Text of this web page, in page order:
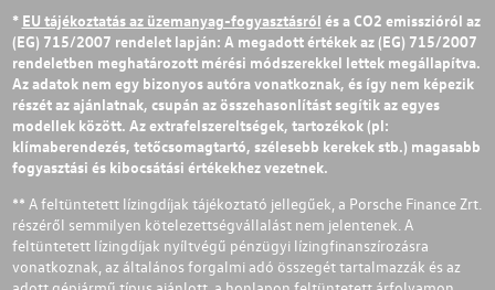
* EU tájékoztatás az üzemanyag-fogyasztásról és a CO2 emisszióról az
(EG) 715/2007 rendelet lapján: A megadott értékek az (EG) 715/2007
rendeletben meghatározott mérési módszerekkel lettek megállapítva.
Az adatok nem egy bizonyos autóra vonatkoznak, és így nem képezik
részét az ajánlatnak, csupán az összehasonlítást segítik az egyes
modellek között. Az extrafelszereltségek, tartozékok (pl:
klímaberendezés, tetőcsomagtartó, szélesebb kerekek stb.) magasabb
fogyasztási és kibocsátási értékekhez vezetnek.
** A feltüntetett lízingdíjak tájékoztató jellegűek, a Porsche Finance Zrt.
részéről semmilyen kötelezettségvállalást nem jelentenek. A
feltüntetett lízingdíjak nyíltvégű pénzügyi lízingfinanszírozásra
vonatkoznak, az általános forgalmi adó összegét tartalmazzák és az